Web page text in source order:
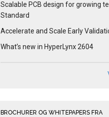
Scalable PCB design for growing
Standard
Accelerate and Scale Early
What’s new in HyperLynx 2604
BROCHURER OG WHITEPAPERS FRA